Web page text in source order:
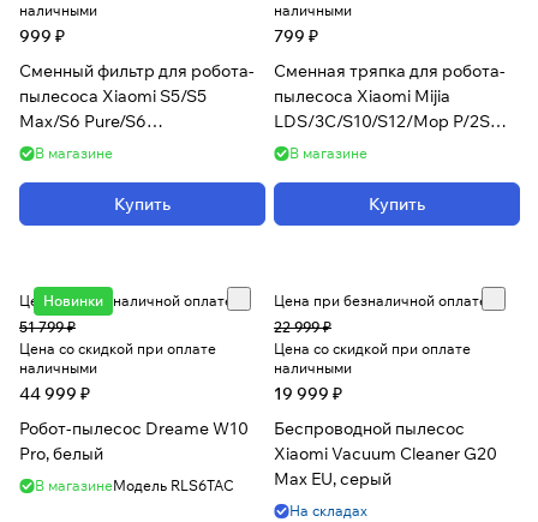
наличными
999 ₽
Сменный фильтр для робота-
пылесоса Xiaomi S5/S5
Max/S6 Pure/S6
Max/E4/Vacuum Cleaner/ 1S
В магазине
Купить
наличными
799 ₽
Сменная тряпка для робота-
пылесоса Xiaomi Mijia
LDS/3C/S10/S12/Mop P/2S
(2шт)
В магазине
Купить
Новинки
Цена при безналичной оплате
51 799 ₽
Цена со скидкой при оплате
наличными
44 999 ₽
Робот-пылесос Dreame W10
Pro, белый
В магазинеМодель RLS6TAC
Цена при безналичной оплате
22 999 ₽
Цена со скидкой при оплате
наличными
19 999 ₽
Беспроводной пылесос
Xiaomi Vacuum Cleaner G20
Max EU, серый
На складах